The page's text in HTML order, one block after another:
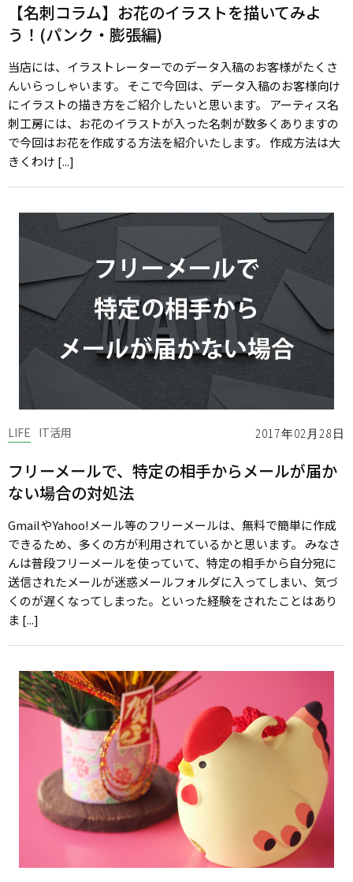
【名刺コラム】お花のイラストを描いてみよ
う！(パンク・膨張編)
当店には、イラストレーターでのデータ入稿のお客様がたくさ
んいらっしゃいます。 そこで今回は、データ入稿のお客様向け
にイラストの描き方をご紹介したいと思います。 アーティス名
刺工房には、お花のイラストが入った名刺が数多くありますの
で今回はお花を作成する方法を紹介いたします。 作成方法は大
きくわけ [...]
2017年02月28日
LIFE IT活用
フリーメールで、特定の相手からメールが届か
ない場合の対処法
GmailやYahoo!メール等のフリーメールは、無料で簡単に作成
できるため、多くの方が利用されているかと思います。 みなさ
んは普段フリーメールを使っていて、特定の相手から自分宛に
送信されたメールが迷惑メールフォルダに入ってしまい、気づ
くのが遅くなってしまった。といった経験をされたことはあり
ま [...]